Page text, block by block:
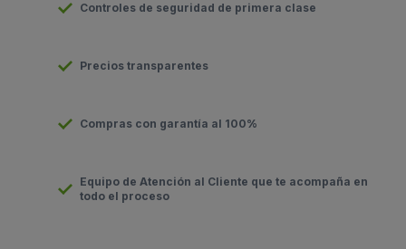
Controles de seguridad de primera clase
Precios transparentes
Compras con garantía al 100%
Equipo de Atención al Cliente que te acompaña en
todo el proceso